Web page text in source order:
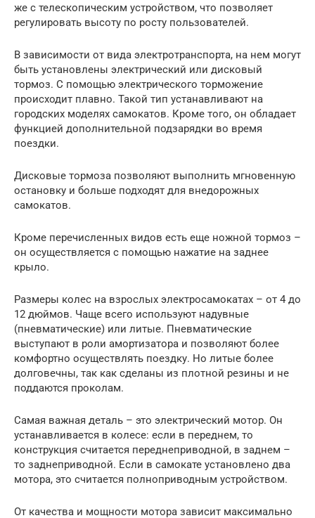
же с телескопическим устройством, что позволяет
регулировать высоту по росту пользователей.
В зависимости от вида электротранспорта, на нем могут
быть установлены электрический или дисковый
тормоз. С помощью электрического торможение
происходит плавно. Такой тип устанавливают на
городских моделях самокатов. Кроме того, он обладает
функцией дополнительной подзарядки во время
поездки.
Дисковые тормоза позволяют выполнить мгновенную
остановку и больше подходят для внедорожных
самокатов.
Кроме перечисленных видов есть еще ножной тормоз –
он осуществляется с помощью нажатие на заднее
крыло.
Размеры колес на взрослых электросамокатах – от 4 до
12 дюймов. Чаще всего используют надувные
(пневматические) или литые. Пневматические
выступают в роли амортизатора и позволяют более
комфортно осуществлять поездку. Но литые более
долговечны, так как сделаны из плотной резины и не
поддаются проколам.
Самая важная деталь – это электрический мотор. Он
устанавливается в колесе: если в переднем, то
конструкция считается переднеприводной, в заднем –
то заднеприводной. Если в самокате установлено два
мотора, это считается полноприводным устройством.
От качества и мощности мотора зависит максимально